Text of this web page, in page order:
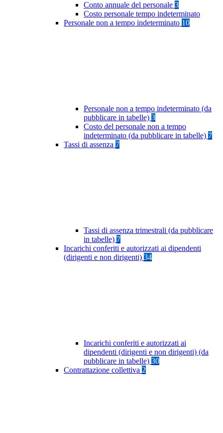
Conto annuale del personale 3
Costo personale tempo indeterminato
Personale non a tempo indeterminato 10
Personale non a tempo indeterminato (da
pubblicare in tabelle) 3
Costo del personale non a tempo
indeterminato (da pubblicare in tabelle) 7
Tassi di assenza 7
Tassi di assenza trimestrali (da pubblicare
in tabelle) 7
Incarichi conferiti e autorizzati ai dipendenti
(dirigenti e non dirigenti) 34
Incarichi conferiti e autorizzati ai
dipendenti (dirigenti e non dirigenti) (da
pubblicare in tabelle) 30
Contrattazione collettiva 2